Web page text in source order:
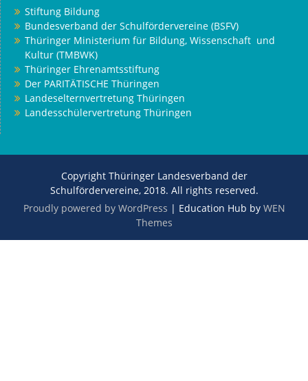
Stiftung Bildung
Bundesverband der Schulfördervereine (BSFV)
Thüringer Ministerium für Bildung, Wissenschaft und
Kultur (TMBWK)
Thüringer Ehrenamtsstiftung
Der PARITÄTISCHE Thüringen
Landeselternvertretung Thüringen
Landesschülervertretung Thüringen
Copyright Thüringer Landesverband der
Schulfördervereine, 2018. All rights reserved.
Proudly powered by WordPress | Education Hub by WEN
Themes